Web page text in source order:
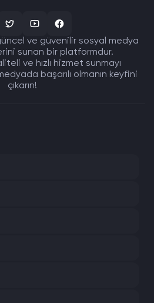
ve güvenilir sosyal medya
sunan bir platformdur.
ve hızlı hizmet sunmayı
başarılı olmanın keyfini
çıkarın!